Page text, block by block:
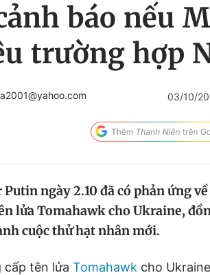
báo nếu
trường hợp
03/10/
ngày 2.10 đã có phản ứng
lửa Tomahawk cho Ukraine,
cuộc thử hạt nhân mới.
cấp tên lửa Tomahawk cho